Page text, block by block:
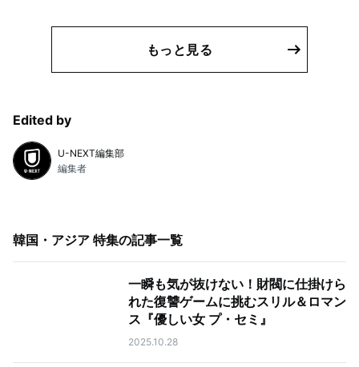
もっと見る
Edited by
U-NEXT編集部
編集者
韓国・アジア 特集の記事一覧
一瞬も気が抜けない！財閥に仕掛けら
れた復讐ゲームに挑むスリル＆ロマン
ス『優しい女 プ・セミ』
2025.10.28